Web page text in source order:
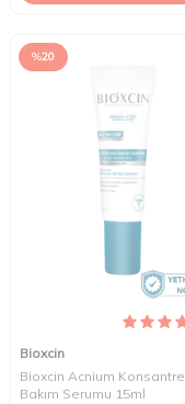
%20
Bioxcin
Bioxcin Acnium Konsantre
Bakım Serumu 15ml